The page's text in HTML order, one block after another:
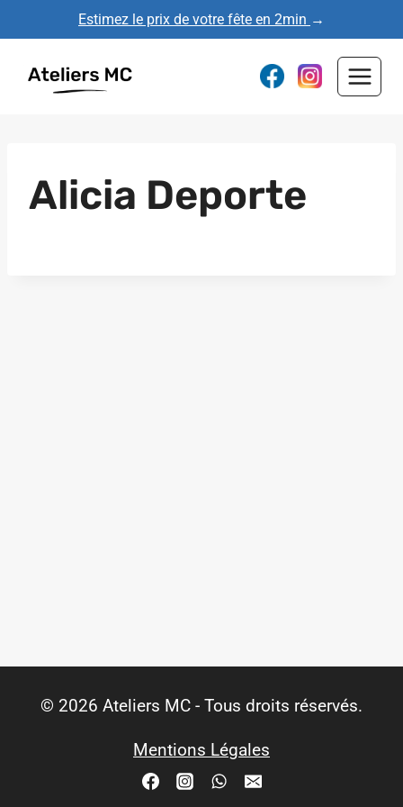
au
contenu
Estimez le prix de votre fête en 2min →
Alicia Deporte
© 2026 Ateliers MC - Tous droits réservés.
Mentions Légales